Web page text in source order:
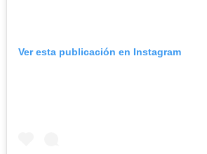
Ver esta publicación en Instagram